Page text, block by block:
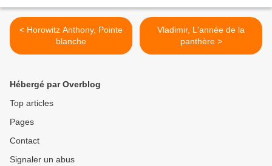
< Horowitz Anthony, Pointe
blanche
Vladimir, L'année de la
panthère >
Hébergé par Overblog
Top articles
Pages
Contact
Signaler un abus